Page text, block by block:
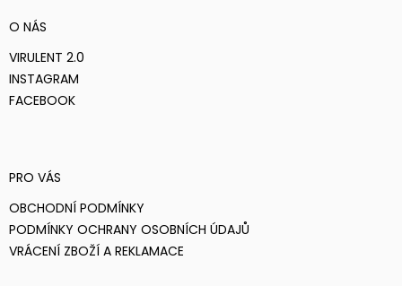
O NÁS
VIRULENT 2.0
INSTAGRAM
FACEBOOK
PRO VÁS
OBCHODNÍ PODMÍNKY
PODMÍNKY OCHRANY OSOBNÍCH ÚDAJŮ
VRÁCENÍ ZBOŽÍ A REKLAMACE